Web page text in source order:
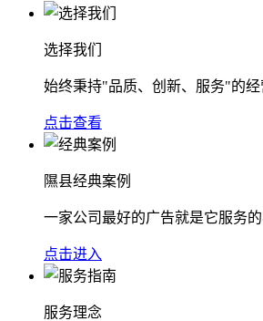
选择我们
始终秉持"品质、创新、服务"的
点击查看
隰县经典案例
一家公司最好的广告就是它服务
点击进入
服务理念